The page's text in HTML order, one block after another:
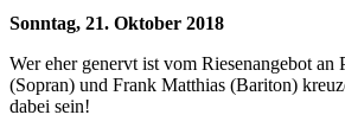
Sonntag, 21. Oktober 2018
Wer eher genervt ist vom Riesenangebot
(Sopran) und Frank Matthias (Bariton)
dabei sein!